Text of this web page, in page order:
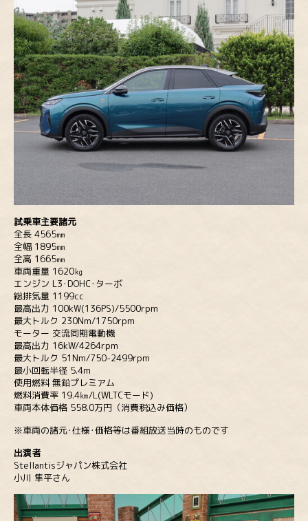
試乗車主要諸元
全長 4565㎜
全幅 1895㎜
全高 1665㎜
車両重量 1620㎏
エンジン L3･DOHC･ターボ
総排気量 1199cc
最高出力 100kW(136PS)/5500rpm
最大トルク 230Nm/1750rpm
モーター 交流同期電動機
最高出力 16kW/4264rpm
最大トルク 51Nm/750-2499rpm
最小回転半径 5.4m
使用燃料 無鉛プレミアム
燃料消費率 19.4㎞/L(WLTCモード)
車両本体価格 558.0万円（消費税込み価格）
※車両の諸元･仕様･価格等は番組放送当時のものです
出演者
Stellantisジャパン株式会社
小川 隼平さん